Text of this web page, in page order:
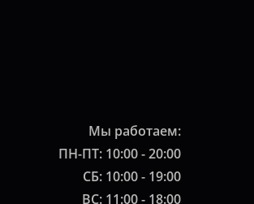
Мы работаем:
ПН-ПТ: 10:00 - 20:00
СБ: 10:00 - 19:00
ВС: 11:00 - 18:00